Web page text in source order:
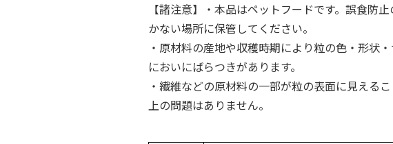
【諸注意】・本品はペットフードです。誤食防
かない場所に保管してください。
・原材料の産地や収穫時期により粒の色・形状・
においにばらつきがあります。
・繊維などの原材料の一部が粒の表面に見える
上の問題はありません。